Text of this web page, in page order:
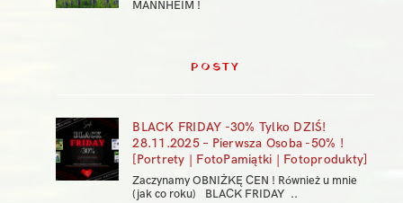
MANNHEIM !
POSTY
BLACK FRIDAY -30% Tylko DZIŚ!
28.11.2025 – Pierwsza Osoba -50% !
[Portrety | FotoPamiątki | Fotoprodukty]
Zaczynamy OBNIŻKĘ CEN ! Również u mnie
(jak co roku) BLACK FRIDAY ..